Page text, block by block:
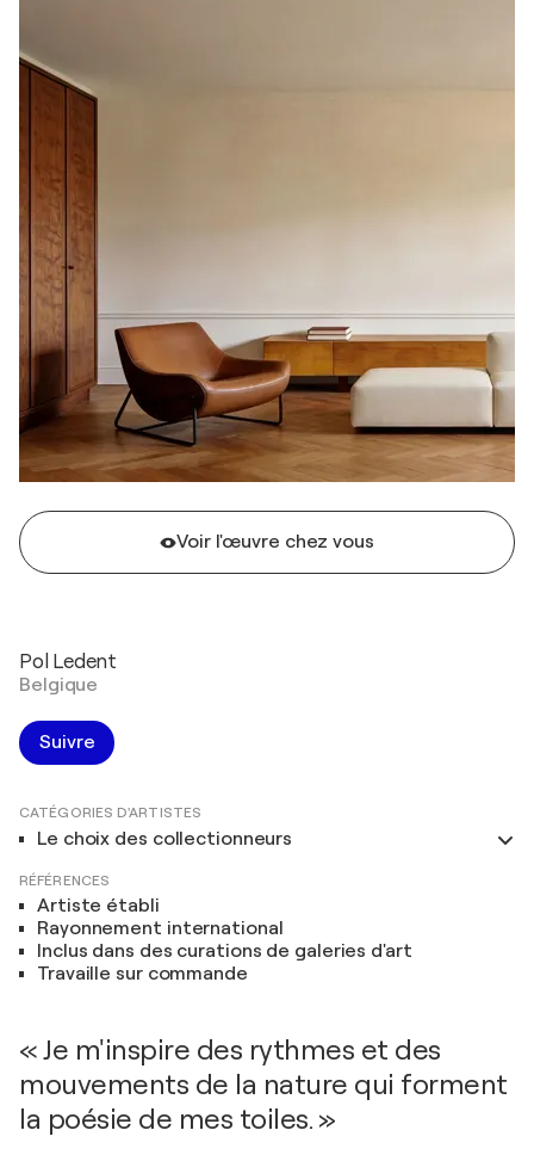
Voir l'œuvre chez vous
Pol Ledent
Belgique
Suivre
CATÉGORIES D'ARTISTES
Le choix des collectionneurs
RÉFÉRENCES
Artiste établi
Rayonnement international
Inclus dans des curations de galeries d'art
Travaille sur commande
« Je m'inspire des rythmes et des
mouvements de la nature qui forment
la poésie de mes toiles. »